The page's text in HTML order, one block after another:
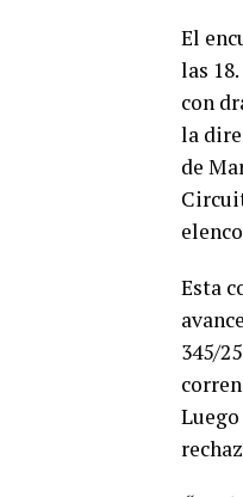
El
las
con
la
de
Esta
345/